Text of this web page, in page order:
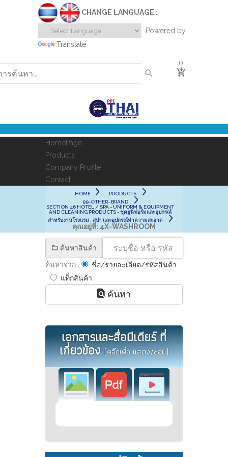
CHANGE LANGUAGE :
Powered by
Translate
0
HomePage
Products
Company Profile
Contact
HOME
PRODUCTS
99-OTHER- BRAND
SECTION 46 HOTEL / SPA - UNIFORM & EQUIPMENT
AND CLEANING PRODUCTS - ชุดยูนิฟอร์มและอุปกรณ์
สำหรับงานโรงแรม , สปา และอุปกรณ์ทำความสะอาด
คุณอยู่ที่: 4X-WASHROOM
ค้นหาสินค้า
ค้นหาจาก :
ชื่อ/รายละเอียด/รหัสสินค้า
แท็กสินค้า
ค้นหา
เอกสารและสื่อมีเดียร์ ที่
เกี่ยวข้อง(คลิ๊กเพื่อ แสดง/ซ่อน)